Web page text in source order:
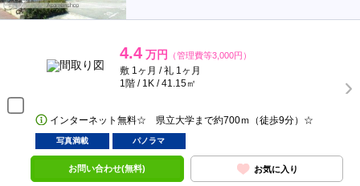
4.4 万円 （管理費等3,000円）
敷 1ヶ月 / 礼 1ヶ月
1階 / 1K / 41.15㎡
インターネット無料☆ 県立大学まで約700ｍ（徒歩9分）☆
写真満載 パノラマ
お問い合わせ(無料) お気に入り